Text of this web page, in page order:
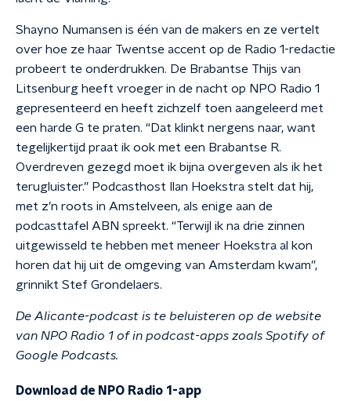
Shayno Numansen is één van de makers en ze vertelt
over hoe ze haar Twentse accent op de Radio 1-redactie
probeert te onderdrukken. De Brabantse Thijs van
Litsenburg heeft vroeger in de nacht op NPO Radio 1
gepresenteerd en heeft zichzelf toen aangeleerd met
een harde G te praten. “Dat klinkt nergens naar, want
tegelijkertijd praat ik ook met een Brabantse R.
Overdreven gezegd moet ik bijna overgeven als ik het
terugluister.” Podcasthost Ilan Hoekstra stelt dat hij,
met z’n roots in Amstelveen, als enige aan de
podcasttafel ABN spreekt. “Terwijl ik na drie zinnen
uitgewisseld te hebben met meneer Hoekstra al kon
horen dat hij uit de omgeving van Amsterdam kwam”,
grinnikt Stef Grondelaers.
De Alicante-podcast is te beluisteren op de website
van NPO Radio 1 of in podcast-apps zoals Spotify of
Google Podcasts.
Download de NPO Radio 1-app